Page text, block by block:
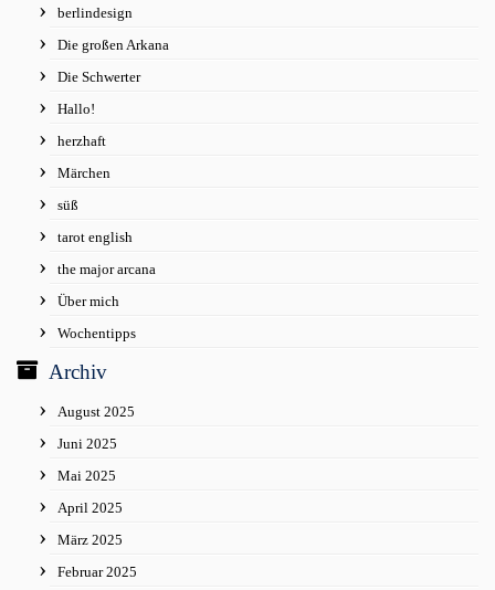
berlindesign
Die großen Arkana
Die Schwerter
Hallo!
herzhaft
Märchen
süß
tarot english
the major arcana
Über mich
Wochentipps
Archiv
August 2025
Juni 2025
Mai 2025
April 2025
März 2025
Februar 2025